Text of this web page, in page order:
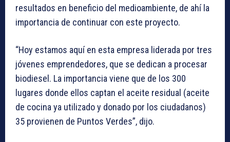
resultados en beneficio del medioambiente, de ahí la
importancia de continuar con este proyecto.
“Hoy estamos aquí en esta empresa liderada por tres
jóvenes emprendedores, que se dedican a procesar
biodiesel. La importancia viene que de los 300
lugares donde ellos captan el aceite residual (aceite
de cocina ya utilizado y donado por los ciudadanos)
35 provienen de Puntos Verdes”, dijo.